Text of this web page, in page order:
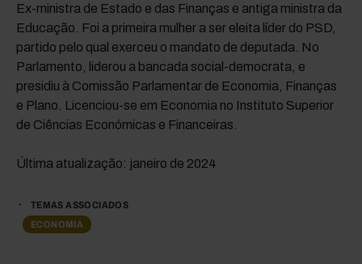
Ex-ministra de Estado e das Finanças e antiga ministra da
Educação. Foi a primeira mulher a ser eleita líder do PSD,
partido pelo qual exerceu o mandato de deputada. No
Parlamento, liderou a bancada social-democrata, e
presidiu à Comissão Parlamentar de Economia, Finanças
e Plano. Licenciou-se em Economia no Instituto Superior
de Ciências Económicas e Financeiras.
Última atualização: janeiro de 2024
TEMAS ASSOCIADOS
ECONOMIA